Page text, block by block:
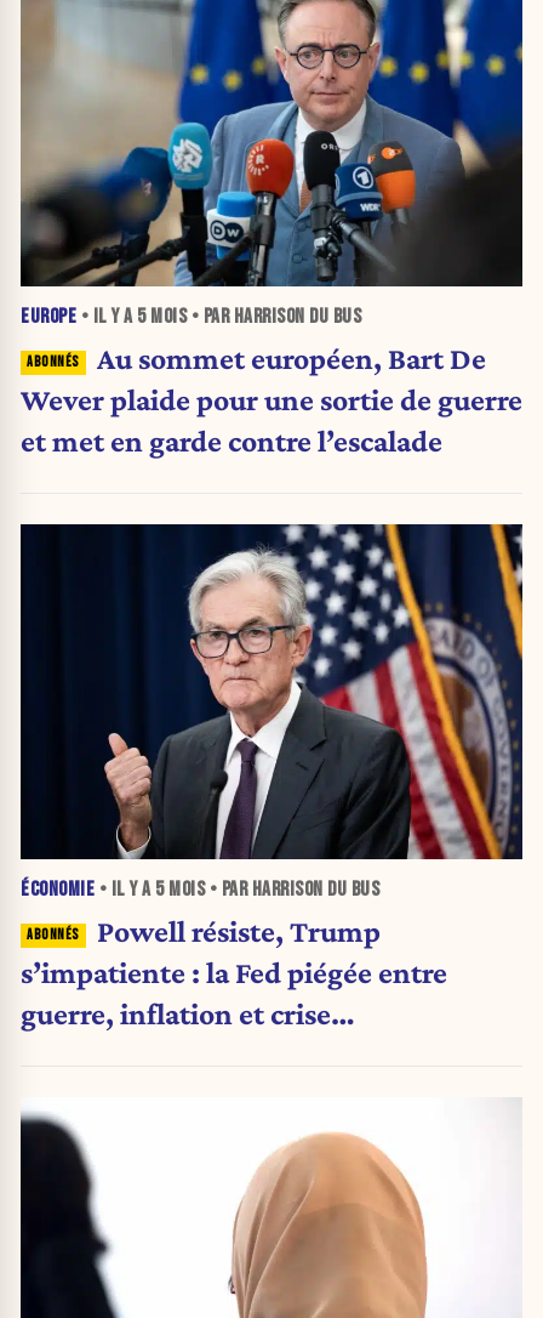
EUROPE • IL Y A 5 MOIS• PAR HARRISON DU BUS
Au sommet européen, Bart De
Wever plaide pour une sortie de guerre
et met en garde contre l’escalade
ÉCONOMIE • IL Y A 5 MOIS• PAR HARRISON DU BUS
Powell résiste, Trump
s’impatiente : la Fed piégée entre
guerre, inflation et crise